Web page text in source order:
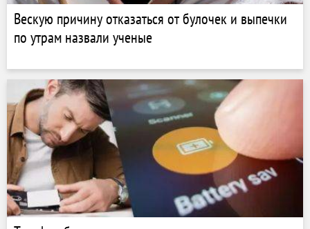
Вескую причину отказаться от булочек и выпечки
по утрам назвали ученые